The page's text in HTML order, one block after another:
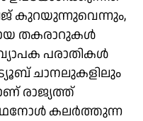
കുറയുന്നുവെന്നും,
തകരാറുകൾ
പരാതികൾ
ചാനലുകളിലും
രാജ്യത്ത്
കലർത്തുന്ന